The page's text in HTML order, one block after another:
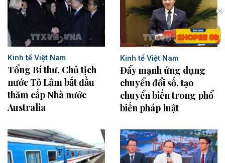
Kinh tế Việt Nam
Tổng Bí thư, Chủ tịch
nước Tô Lâm bắt đầu
thăm cấp Nhà nước
Australia
Kinh tế Việt Nam
Đẩy mạnh ứng dụng
chuyển đổi số, tạo
chuyển biến trong phổ
biến pháp luật